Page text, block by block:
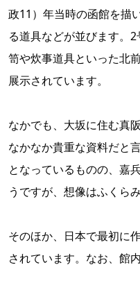
政11）年当時の函館を描
る道具などが並びます。
笥や炊事道具といった北
展示されています。
なかでも、大坂に住む真
なかなか貴重な資料だと
となっているものの、嘉
うですが、想像はふくらみ
そのほか、日本で最初に
されています。なお、館